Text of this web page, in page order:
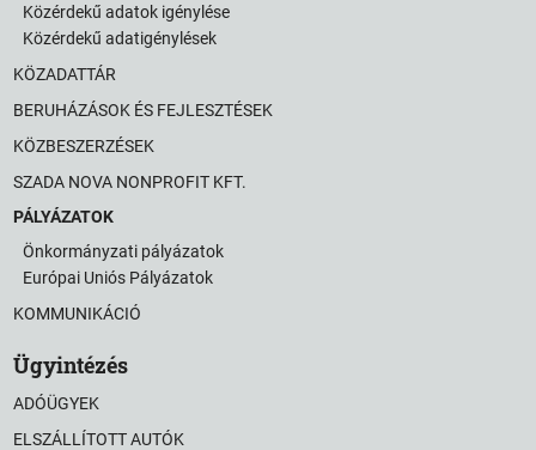
Közérdekű adatok igénylése
Közérdekű adatigénylések
KÖZADATTÁR
BERUHÁZÁSOK ÉS FEJLESZTÉSEK
KÖZBESZERZÉSEK
SZADA NOVA NONPROFIT KFT.
PÁLYÁZATOK
Önkormányzati pályázatok
Európai Uniós Pályázatok
KOMMUNIKÁCIÓ
Ügyintézés
ADÓÜGYEK
ELSZÁLLÍTOTT AUTÓK